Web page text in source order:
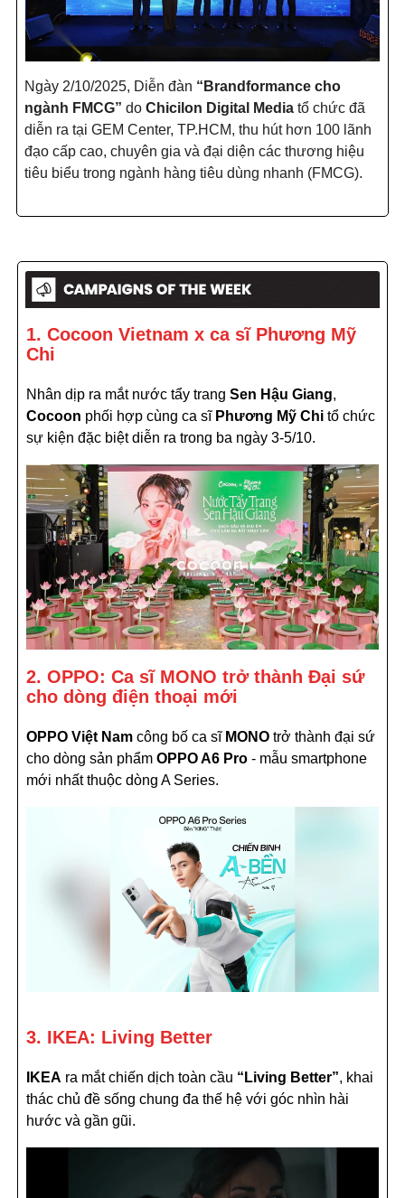
Ngày 2/10/2025, Diễn đàn “Brandformance cho
ngành FMCG” do Chicilon Digital Media tổ chức đã
diễn ra tại GEM Center, TP.HCM, thu hút hơn 100 lãnh
đạo cấp cao, chuyên gia và đại diện các thương hiệu
tiêu biểu trong ngành hàng tiêu dùng nhanh (FMCG).
1. Cocoon Vietnam x ca sĩ Phương Mỹ
Chi
Nhân dịp ra mắt nước tẩy trang Sen Hậu Giang,
Cocoon phối hợp cùng ca sĩ Phương Mỹ Chi tổ chức
sự kiện đặc biệt diễn ra trong ba ngày 3-5/10.
2. OPPO: Ca sĩ MONO trở thành Đại sứ
cho dòng điện thoại mới
OPPO Việt Nam công bố ca sĩ MONO trở thành đại sứ
cho dòng sản phẩm OPPO A6 Pro - mẫu smartphone
mới nhất thuộc dòng A Series.
3. IKEA: Living Better
IKEA ra mắt chiến dịch toàn cầu “Living Better”, khai
thác chủ đề sống chung đa thế hệ với góc nhìn hài
hước và gần gũi.